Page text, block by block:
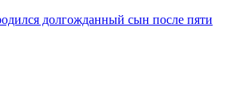
долгожданный сын после пяти